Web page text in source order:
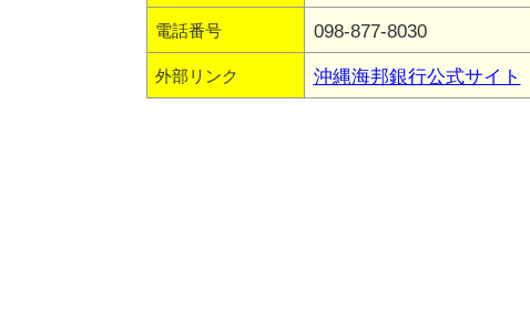
電話番号 098-877-8030
外部リンク 沖縄海邦銀行公式サイト